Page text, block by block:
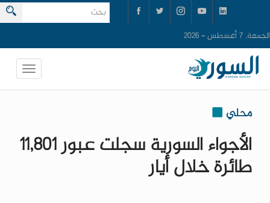
الجمعة, 7 أغسطس - 2026
محلي
الأجواء السورية سجلت عبور 11,801
طائرة خلال أيار